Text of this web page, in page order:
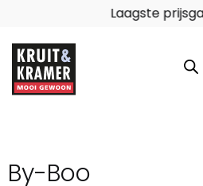
Laagste
By-Boo